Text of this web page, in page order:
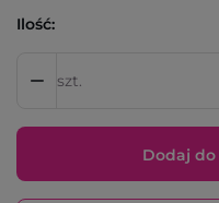
Ilość:
szt.
Dodaj do